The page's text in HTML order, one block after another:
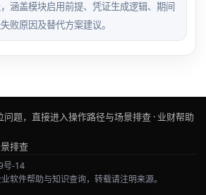
涵盖模块启用前提、凭证生成逻辑、期间
败原因及替代方案建议。
题，直接进入操作路径与场景排查 · 业财帮助
排查
号-14
软件帮助与知识查询，转载请注明来源。